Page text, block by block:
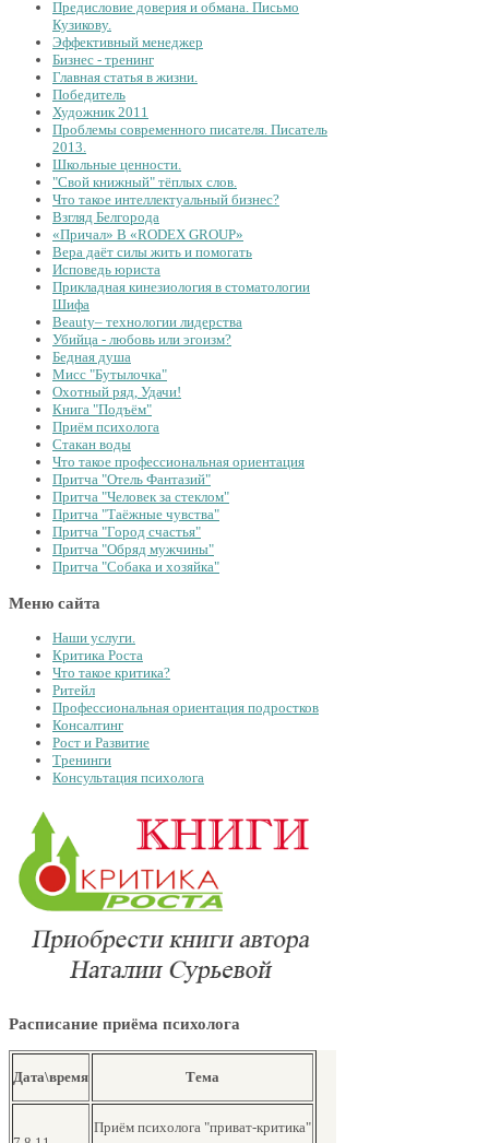
Предисловие доверия и обмана. Письмо
Кузикову.
Эффективный менеджер
Бизнес - тренинг
Главная статья в жизни.
Победитель
Художник 2011
Проблемы современного писателя. Писатель
2013.
Школьные ценности.
"Свой книжный" тёплых слов.
Что такое интеллектуальный бизнес?
Взгляд Белгорода
«Причал» В «RODEX GROUP»
Вера даёт силы жить и помогать
Исповедь юриста
Прикладная кинезиология в стоматологии
Шифа
Beauty– технологии лидерства
Убийца - любовь или эгоизм?
Бедная душа
Мисс "Бутылочка"
Охотный ряд, Удачи!
Книга "Подъём"
Приём психолога
Стакан воды
Что такое профессиональная ориентация
Притча "Отель Фантазий"
Притча "Человек за стеклом"
Притча "Таёжные чувства"
Притча "Город счастья"
Притча "Обряд мужчины"
Притча "Собака и хозяйка"
Меню сайта
Наши услуги.
Критика Роста
Что такое критика?
Ритейл
Профессиональная ориентация подростков
Консалтинг
Рост и Развитие
Тренинги
Консультация психолога
Расписание приёма психолога
Дата\время Тема
Приём психолога "приват-критика"